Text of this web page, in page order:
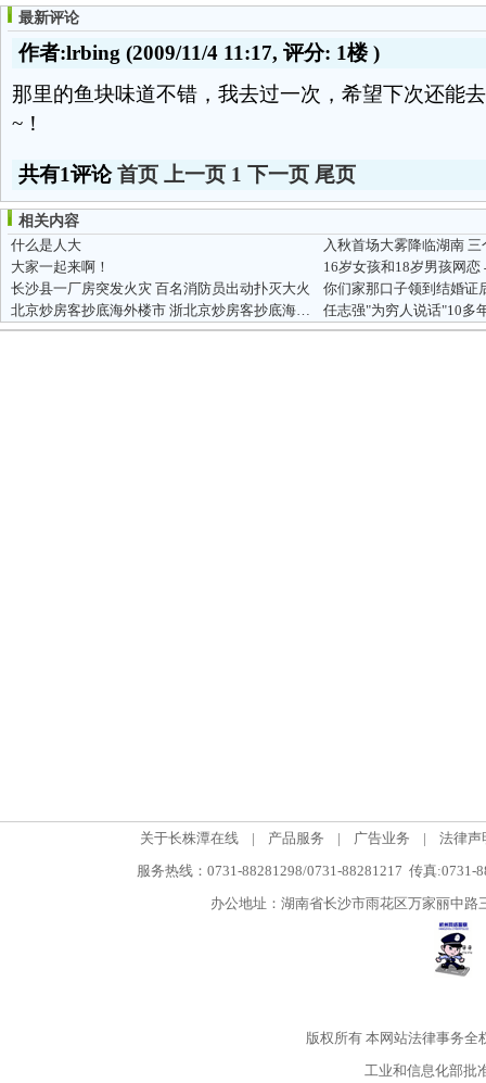
最新评论
作者:lrbing (2009/11/4 11:17, 评分: 1楼)
那里的鱼块味道不错，我去过一次，希望下次还能
~！
共有1评论首页 上一页 1 下一页 尾页
相关内容
什么是人大
入秋首场大雾降临湖南
大家一起来啊！
16岁女孩和18岁男孩网
长沙县一厂房突发火灾 百名消防员出动扑灭大火
你们家那口子领到结婚证
北京炒房客抄底海外楼市 浙北京炒房客抄底海外楼市
任志强"为穷人说话"10多
关于长株潭在线 | 产品服务 | 广告业务 |
法律声
服务热线：0731-88281298/0731-88281217 传真:0731-
办公地址：湖南省长沙市雨花区万家丽中
版权所有本网站法律事务全
工业和信息化部批